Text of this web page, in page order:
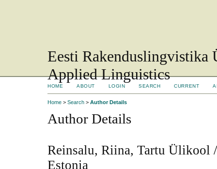
Eesti Rakenduslingvistika
Applied Linguistics
HOME ABOUT LOGIN SEARCH CURRENT
Home > Search > Author Details
Author Details
Reinsalu, Riina, Tartu Ülikool
Estonia